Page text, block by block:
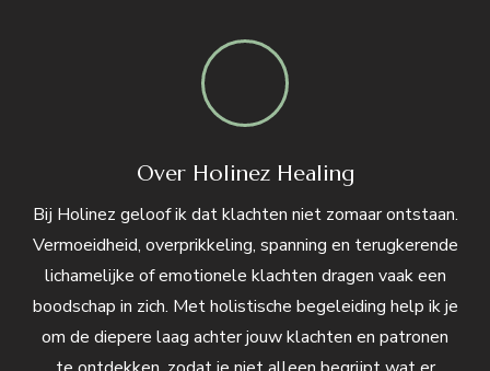
Over Holinez Healing
Bij Holinez geloof ik dat klachten niet zomaar ontstaan.
Vermoeidheid, overprikkeling, spanning en terugkerende
lichamelijke of emotionele klachten dragen vaak een
boodschap in zich. Met holistische begeleiding help ik je
om de diepere laag achter jouw klachten en patronen